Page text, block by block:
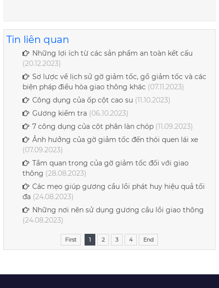
Tin liên quan
Những lợi ích từ các sản phẩm an toàn kết cấu
(20.12.2023)
Sơ lược về lịch sử gờ giảm tốc, gồ giảm tốc và các
biện pháp điều hòa giao thông khác (07.11.2023)
Công dụng của ốp cột cao su (11.10.2023)
Gương kiểm tra (06.10.2023)
7 công dụng của cột phân làn chóp(11.09.2023)
Ảnh hưởng của gờ giảm tốc đến thói quen lái xe
(07.09.2023)
Tầm quan trọng của gờ giảm tốc đối với giao
thông (28.08.2023)
Các mẹo giúp gương cầu lồi phát huy hiệu quả tối
đa (24.08.2023)
Những nơi nên sử dụng gương cầu lồi giao thông
(24.08.2023)
First 1 2 3 4 End